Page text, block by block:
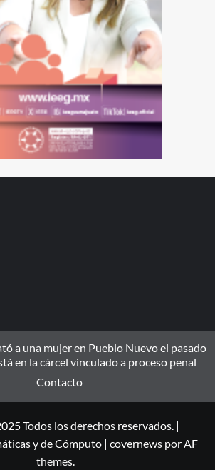
a una mujer en Pueblo Nuevo el pasado
en la cárcel vinculado a proceso penal
Contacto
Todos los derechos reservados. |
y de Cómputo | covernewspor AF
themes.